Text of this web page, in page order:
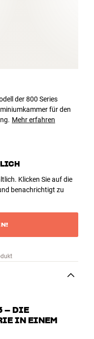
der 800 Series
für den
Mehr erfahren
Klicken Sie auf die
benachrichtigt zu
– DIE
IN EINEM